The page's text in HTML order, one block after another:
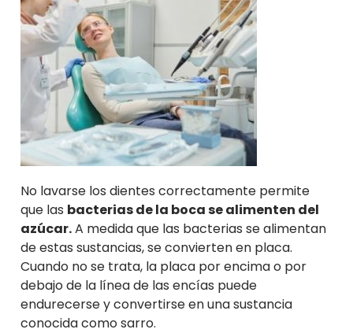
No lavarse los dientes correctamente permite
que las bacterias de la boca se alimenten del
azúcar.A medida que las bacterias se alimentan
de estas sustancias, se convierten en placa.
Cuando no se trata, la placa por encima o por
debajo de la línea de las encías puede
endurecerse y convertirse en una sustancia
conocida como sarro.